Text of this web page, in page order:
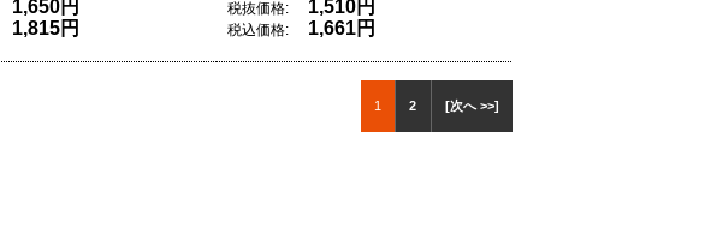
1,650円
1,815円
税抜価格: 1,510円
税込価格: 1,661円
1 2 [次へ >>]